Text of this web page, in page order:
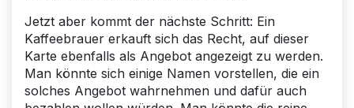
Jetzt aber kommt der nächste Schritt: Ein
Kaffeebrauer erkauft sich das Recht, auf dieser
Karte ebenfalls als Angebot angezeigt zu werden.
Man könnte sich einige Namen vorstellen, die ein
solches Angebot wahrnehmen und dafür auch